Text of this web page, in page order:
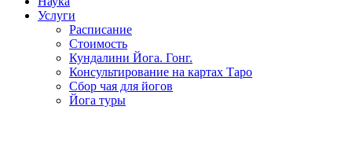
Услуги
Расписание
Стоимость
Кундалини Йога. Гонг.
Консультирование на картах Таро
Сбор чая для йогов
Йога туры